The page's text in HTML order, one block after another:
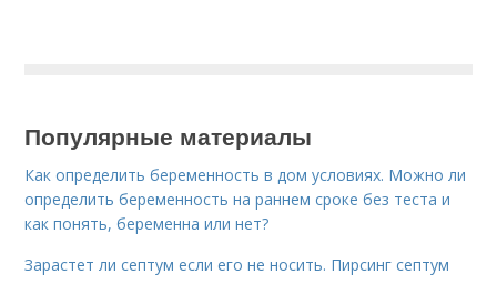
Популярные материалы
Как определить беременность в дом условиях. Можно ли
определить беременность на раннем сроке без теста и
как понять, беременна или нет?
Зарастет ли септум если его не носить. Пирсинг септум